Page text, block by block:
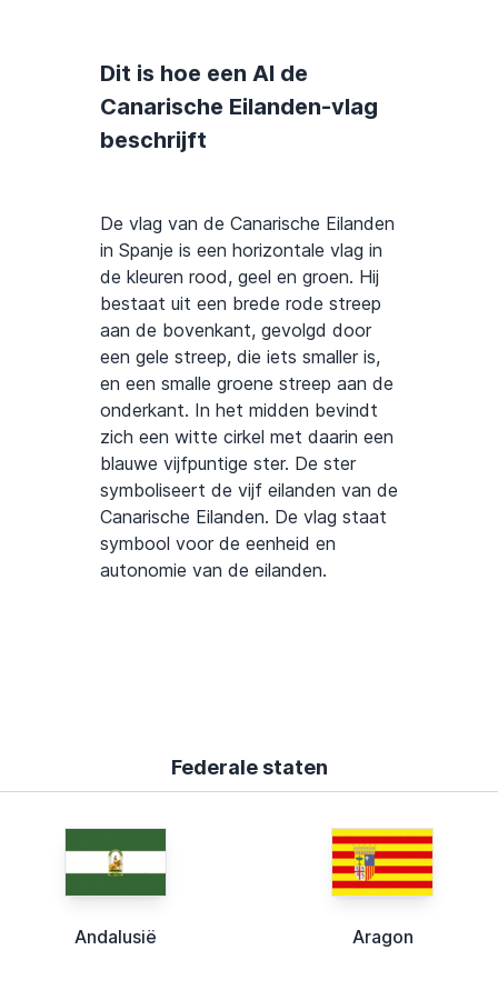
Dit is hoe een AI de
Canarische Eilanden-vlag
beschrijft
De vlag van de Canarische Eilanden
in Spanje is een horizontale vlag in
de kleuren rood, geel en groen. Hij
bestaat uit een brede rode streep
aan de bovenkant, gevolgd door
een gele streep, die iets smaller is,
en een smalle groene streep aan de
onderkant. In het midden bevindt
zich een witte cirkel met daarin een
blauwe vijfpuntige ster. De ster
symboliseert de vijf eilanden van de
Canarische Eilanden. De vlag staat
symbool voor de eenheid en
autonomie van de eilanden.
Federale staten
Andalusië Aragon